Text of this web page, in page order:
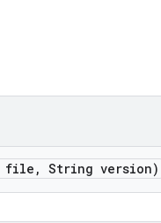
file , String version)